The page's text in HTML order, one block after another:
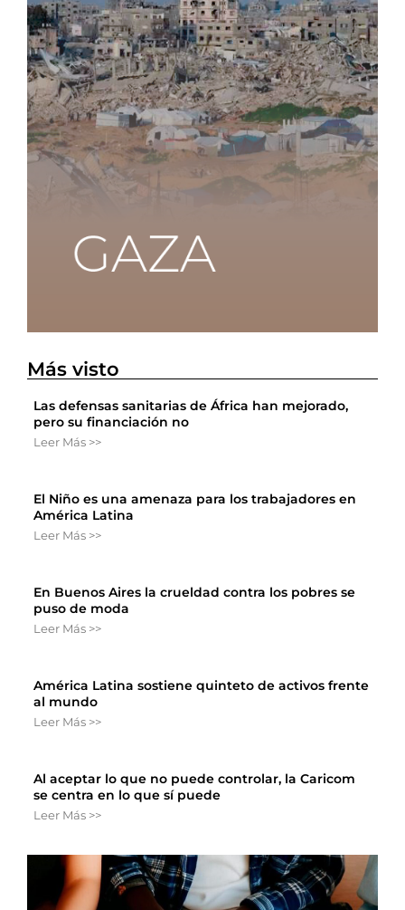
Más visto
Las defensas sanitarias de África han mejorado,
pero su financiación no
Leer Más >>
El Niño es una amenaza para los trabajadores en
América Latina
Leer Más >>
En Buenos Aires la crueldad contra los pobres se
puso de moda
Leer Más >>
América Latina sostiene quinteto de activos frente
al mundo
Leer Más >>
Al aceptar lo que no puede controlar, la Caricom
se centra en lo que sí puede
Leer Más >>